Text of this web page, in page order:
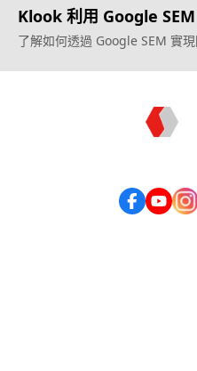
Klook 利用 Google
了解如何透過 Google SEM 實